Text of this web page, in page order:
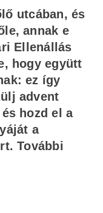
utcában, és
annak e
Ellenállás
hogy együtt
ez így
advent
hozd el a
a
További